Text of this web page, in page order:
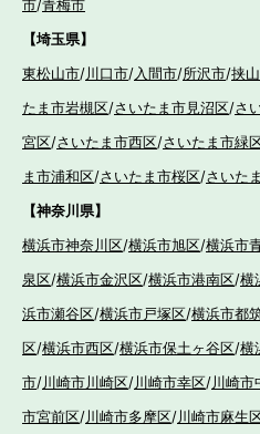
市/青梅市
【埼玉県】
東松山市/川口市/入間市/所沢市/挟
たま市岩槻区/さいたま市見沼区/さ
宮区/さいたま市西区/さいたま市緑
ま市浦和区/さいたま市桜区/さいた
【神奈川県】
横浜市神奈川区/横浜市旭区/横浜市
泉区/横浜市金沢区/横浜市港南区/横
浜市瀬谷区/横浜市戸塚区/横浜市都
区/横浜市西区/横浜市保土ヶ谷区/横
市/川崎市川崎区/川崎市幸区/川崎市
市宮前区/川崎市多摩区/川崎市麻生